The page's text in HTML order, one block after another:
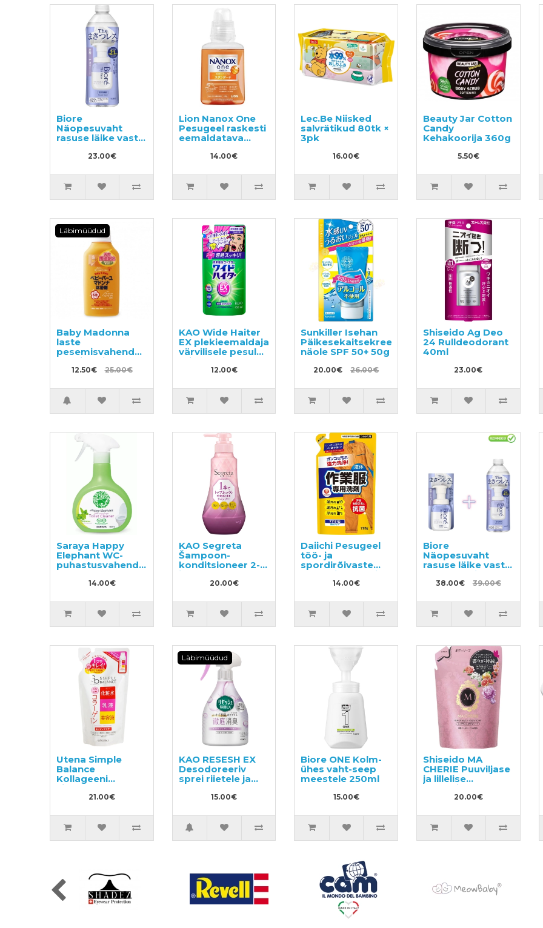
Biore
Näopesuvaht
rasuse läike vastu,
täide 340ml
23.00€
Lion Nanox One
Pesugeel raskesti
eemaldatava
14.00€
Lec.Be Niisked
salvrätikud 80tk ×
3pk
16.00€
Beauty Jar Cotton
Candy
Kehakoorija 360g
5.50€
Läbimüüdud
Baby Madonna
laste
pesemisvahend
vannitamiseks
500ml
12.50€ 25.00€
KAO Wide Haiter
EX plekieemaldaja
värvilisele pesule
täitepakend
12.00€
Sunkiller Isehan
Päikesekaitsekreem
näole SPF 50+ 50g
20.00€ 26.00€
Shiseido Ag Deo
24 Rulldeodorant
40ml
23.00€
Saraya Happy
Elephant WC-
puhastusvahend
14.00€
KAO Segreta
Šampoon-
konditsioneer 2-
in-1 360ml
20.00€
Daiichi Pesugeel
töö- ja
spordirõivaste
pesemiseks, täide
14.00€
Biore
Näopesuvaht
rasuse läike vastu
200ml + täide
340ml
38.00€ 39.00€
Utena Simple
Balance
Kollageeni
sisaldav
näolosjoon-
200ml
21.00€
Läbimüüdud
KAO RESESH EX
Desodoreeriv
sprei riietele ja
pesule, seebi
lõhnaga 370ml
15.00€
Biore ONE Kolm-
ühes vaht-seep
meestele 250ml
15.00€
Shiseido MA
CHERIE Puuviljase
ja lillelise
aroomiga
dušigeel, täide
20.00€